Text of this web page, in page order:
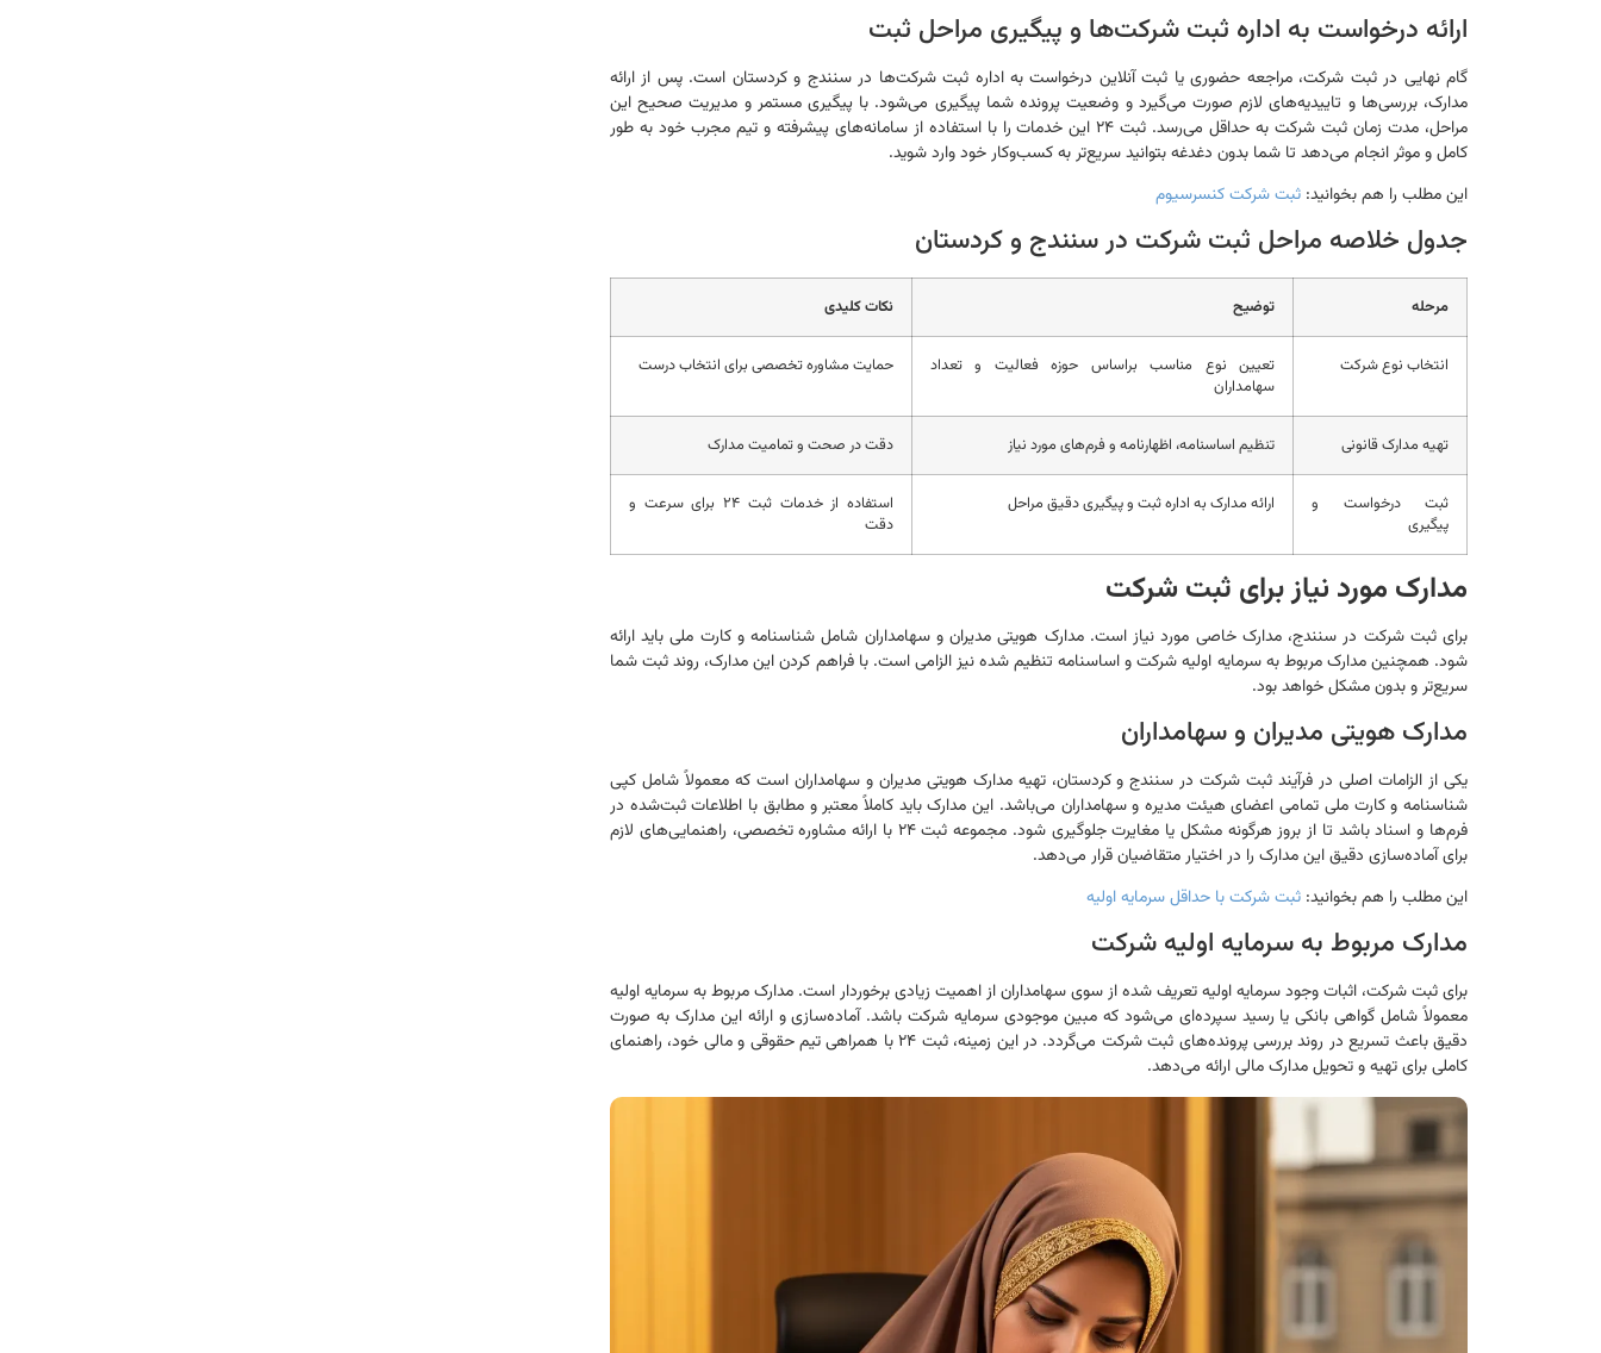
ارائه درخواست به اداره ثبت شرکت‌ها و پیگیری مراحل ثبت
گام نهایی در ثبت شرکت، مراجعه حضوری یا ثبت آنلاین درخواست به اداره ثبت شرکت‌ها در سنندج و کردستان است. پس از ارائه
مدارک، بررسی‌ها و تاییدیه‌های لازم صورت می‌گیرد و وضعیت پرونده شما پیگیری می‌شود. با پیگیری مستمر و مدیریت صحیح این
مراحل، مدت زمان ثبت شرکت به حداقل می‌رسد. ثبت ۲۴ این خدمات را با استفاده از سامانه‌های پیشرفته و تیم مجرب خود به طور
کامل و موثر انجام می‌دهد تا شما بدون دغدغه بتوانید سریع‌تر به کسب‌وکار خود وارد شوید.
این مطلب را هم بخوانید: ثبت شرکت کنسرسیوم
جدول خلاصه مراحل ثبت شرکت در سنندج و کردستان
مرحله توضیح نکات کلیدی
انتخاب نوع شرکت
تعیین نوع مناسب براساس حوزه فعالیت و تعداد
سهامداران
حمایت مشاوره تخصصی برای انتخاب درست
تهیه مدارک قانونی تنظیم اساسنامه، اظهارنامه و فرم‌های مورد نیاز دقت در صحت و تمامیت مدارک
ثبت درخواست و
پیگیری
ارائه مدارک به اداره ثبت و پیگیری دقیق مراحل
استفاده از خدمات ثبت ۲۴ برای سرعت و
دقت
مدارک مورد نیاز برای ثبت شرکت
برای ثبت شرکت در سنندج، مدارک خاصی مورد نیاز است. مدارک هویتی مدیران و سهامداران شامل شناسنامه و کارت ملی باید ارائه
شود. همچنین مدارک مربوط به سرمایه اولیه شرکت و اساسنامه تنظیم شده نیز الزامی است. با فراهم کردن این مدارک، روند ثبت شما
سریع‌تر و بدون مشکل خواهد بود.
مدارک هویتی مدیران و سهامداران
یکی از الزامات اصلی در فرآیند ثبت شرکت در سنندج و کردستان، تهیه مدارک هویتی مدیران و سهامداران است که معمولاً شامل کپی
شناسنامه و کارت ملی تمامی اعضای هیئت مدیره و سهامداران می‌باشد. این مدارک باید کاملاً معتبر و مطابق با اطلاعات ثبت‌شده در
فرم‌ها و اسناد باشد تا از بروز هرگونه مشکل یا مغایرت جلوگیری شود. مجموعه ثبت ۲۴ با ارائه مشاوره تخصصی، راهنمایی‌های لازم
برای آماده‌سازی دقیق این مدارک را در اختیار متقاضیان قرار می‌دهد.
این مطلب را هم بخوانید: ثبت شرکت با حداقل سرمایه اولیه
مدارک مربوط به سرمایه اولیه شرکت
برای ثبت شرکت، اثبات وجود سرمایه اولیه تعریف شده از سوی سهامداران از اهمیت زیادی برخوردار است. مدارک مربوط به سرمایه اولیه
معمولاً شامل گواهی بانکی یا رسید سپرده‌ای می‌شود که مبین موجودی سرمایه شرکت باشد. آماده‌سازی و ارائه این مدارک به صورت
دقیق باعث تسریع در روند بررسی پرونده‌های ثبت شرکت می‌گردد. در این زمینه، ثبت ۲۴ با همراهی تیم حقوقی و مالی خود، راهنمای
کاملی برای تهیه و تحویل مدارک مالی ارائه می‌دهد.